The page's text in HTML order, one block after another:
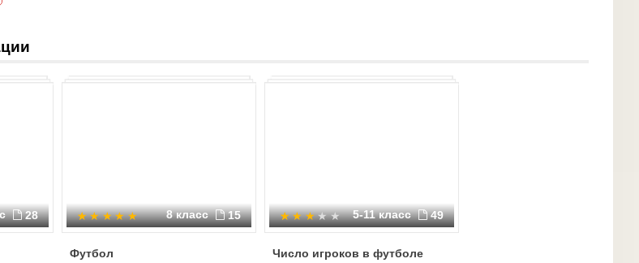
28 8 класс 15
Футбол
5-11 класс 49
Число игроков в футболе